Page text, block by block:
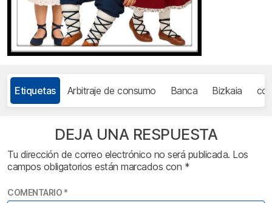
Etiquetas Arbitraje de consumo Banca Bizkaia
DEJA UNA RESPUESTA
Tu dirección de correo electrónico no será publicada. Los
campos obligatorios están marcados con *
COMENTARIO *